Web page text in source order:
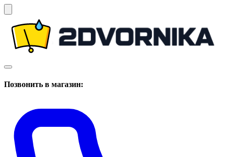
Позвонить в магазин: